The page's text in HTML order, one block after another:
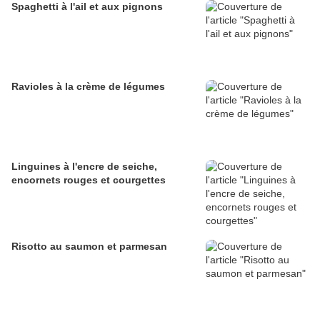
Spaghetti à l'ail et aux pignons
Ravioles à la crème de légumes
Linguines à l'encre de seiche,
encornets rouges et courgettes
Risotto au saumon et parmesan